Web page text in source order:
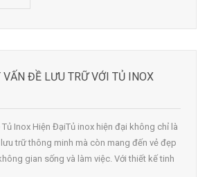
VẤN ĐỀ LƯU TRỮ VỚI TỦ INOX
Tủ Inox Hiện ĐạiTủ inox hiện đại không chỉ là
trữ thông minh mà còn mang đến vẻ đẹp
gian sống và làm việc. Với thiết kế tinh